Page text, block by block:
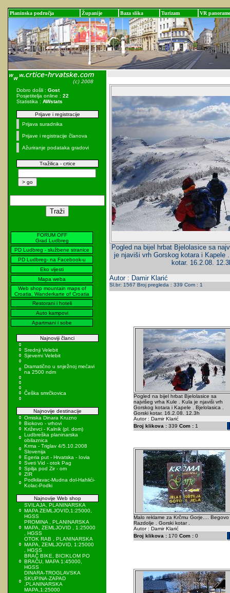
Planinska područja Županije Baza slika Turizam VR panorame
Dobro došli : Gost
Posjetitelja online : 22
Statistika : AWstats
Prijave i registracije
Prijava suradnika
Prijave i registracije članova
Ažuriranje podataka gradovi
Tražilica - crtice
FORUM OFF
Grad Ludbreg
PD Ludbreg - službene stranice
PD Ludbreg- na Facebook-u
Eko vijesti
Mapa weba
Web shop mountain maps of
Croatia, Wanderkarte of Croatia
Restorani i hoteli
Auto kampovi
Apartmani i sobe
Najnoviji članci
Srednji Velebit
Sjeverni Velebit
Dramatično u snježnoj mećavi
na 2500 ndm
Češka smrčkovica
Najnovije destinacije
Omiska Dinara Kruzno
Biokovo - vrhovi
Križevci - Kalnik (pl. dom)
Ludbreška planinarska
obilaznica
Krma - Triglav 4/5.10.2008
Slovenija
Egeria put - Hrvatska - Iovia
Sveti Vid - otok Pag
Spilja pod Zir - om
ZIR
Podkilavac-Mudna dol-Hahlići-
Kolac-Podki
Najnovije Web shop
SVILAJA, PLANINARSKA
MAPA ZEMLJOVID,1:25000,
HGSS
PROMINA , PLANINARSKA
MAPA, ZEMLJOVID , 1:25000
, HGSS
OTOK RAB , PLANINARSKA
MAPA, ZEMLJOVID, 1:25000
, HGSS
BRAČ BIKE, BICIKLOM PO
BRAČU, MAPA 1:45000,
HGSS
DINARA-TROGLAVSKA
SKUPINA-ZAPAD
,PLANINARSKA
MAPA,1:25000
Pogled na bijel hrbat Bjelolasice sa
je njaviši vrh Gorskog kotara i Kapele
kotar. 16.2.08.
Autor : Damir Klarić
Sl.br: 1567 Broj pregleda : 339 Com : 1
Pogled na bijel hrbat Bjelolasice sa
najvišeg vrha Kule . Kula je njaviši vrh
Gorskog kotara i Kapele . Bjelolasica .
Gorski kotar. 16.2.08. 12.3h
Autor : Damir Klarić
Broj klikova :339 Com :1
Malo reklame za Krčmu Gorje.... Begovo
Razdolje . Gorski kotar .
Autor : Damir Klarić
Broj klikova :170 Com :0